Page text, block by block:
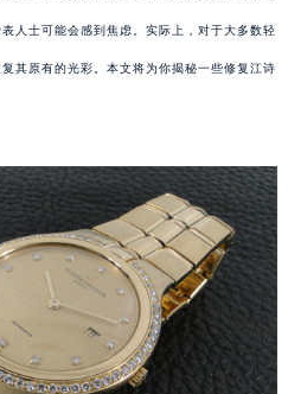
人士可能会感到焦虑。实际上，对于大多数轻
其原有的光彩。本文将为你揭秘一些修复江诗